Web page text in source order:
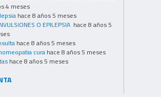
4 meses
hace 8 años 5 meses
O EPILEPSIA hace 8 años 5
hace 8 años 5 meses
cura hace 8 años 5 meses
hace 8 años 5 meses